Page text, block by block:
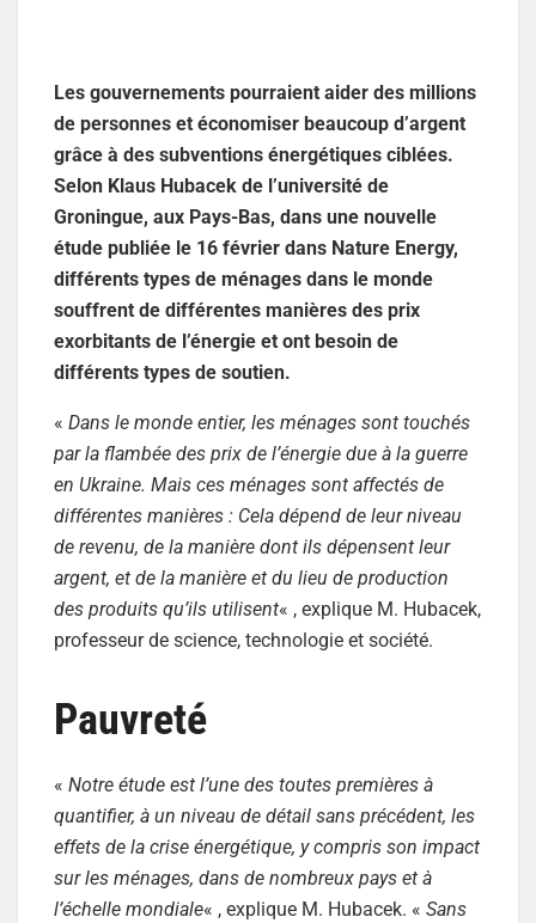
Les gouvernements pourraient aider des millions
de personnes et économiser beaucoup d’argent
grâce à des subventions énergétiques ciblées.
Selon Klaus Hubacek de l’université de
Groningue, aux Pays-Bas, dans une nouvelle
étude publiée le 16 février dans Nature Energy,
différents types de ménages dans le monde
souffrent de différentes manières des prix
exorbitants de l’énergie et ont besoin de
différents types de soutien.
« Dans le monde entier, les ménages sont touchés
par la flambée des prix de l’énergie due à la guerre
en Ukraine. Mais ces ménages sont affectés de
différentes manières : Cela dépend de leur niveau
de revenu, de la manière dont ils dépensent leur
argent, et de la manière et du lieu de production
des produits qu’ils utilisent« , explique M. Hubacek,
professeur de science, technologie et société.
Pauvreté
« Notre étude est l’une des toutes premières à
quantifier, à un niveau de détail sans précédent, les
effets de la crise énergétique, y compris son impact
sur les ménages, dans de nombreux pays et à
l’échelle mondiale« , explique M. Hubacek. « Sans